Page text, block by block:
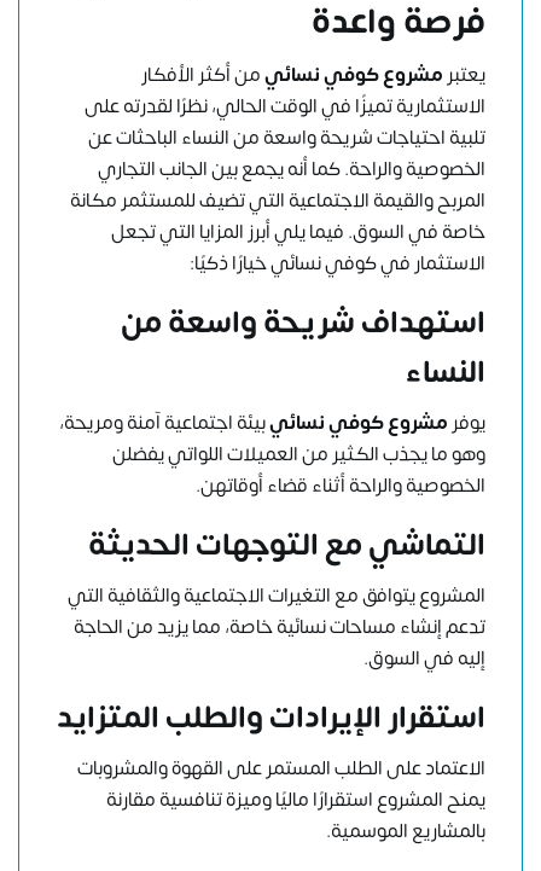
فرصة واعدة
يعتبر مشروع كوفي نسائيمن أكثر الأفكار
الاستثمارية تميزًا في الوقت الحالي، نظرًا لقدرته على
تلبية احتياجات شريحة واسعة من النساء الباحثات عن
الخصوصية والراحة. كما أنه يجمع بين الجانب التجاري
المربح والقيمة الاجتماعية التي تضيف للمستثمر مكانة
خاصة في السوق. فيما يلي أبرز المزايا التي تجعل
الاستثمار في كوفي نسائي خيارًا ذكيًا:
استهداف شريحة واسعة من
النساء
يوفر مشروع كوفي نسائيبيئة اجتماعية آمنة ومريحة،
وهو ما يجذب الكثير من العميلات اللواتي يفضلن
الخصوصية والراحة أثناء قضاء أوقاتهن.
التماشي مع التوجهات الحديثة
المشروع يتوافق مع التغيرات الاجتماعية والثقافية التي
تدعم إنشاء مساحات نسائية خاصة، مما يزيد من الحاجة
إليه في السوق.
استقرار الإيرادات والطلب المتزايد
الاعتماد على الطلب المستمر على القهوة والمشروبات
يمنح المشروع استقرارًا ماليًا وميزة تنافسية مقارنة
بالمشاريع الموسمية.